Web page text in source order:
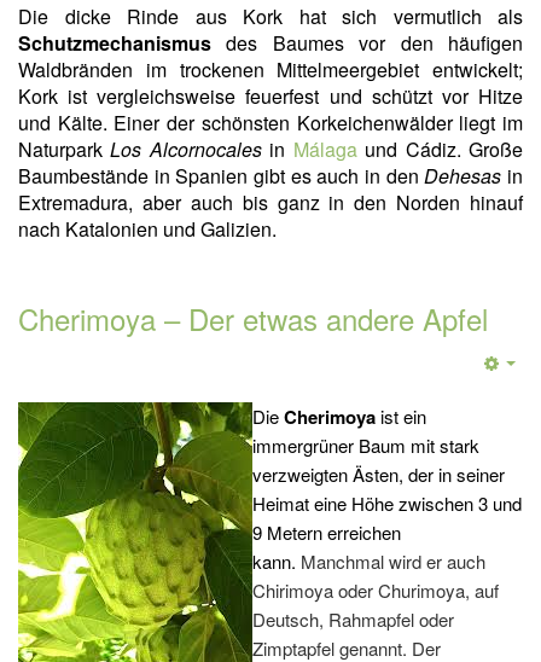
Die dicke Rinde aus Kork hat sich vermutlich als
Schutzmechanismus des Baumes vor den häufigen
Waldbränden im trockenen Mittelmeergebiet entwickelt;
Kork ist vergleichsweise feuerfest und schützt vor Hitze
und Kälte. Einer der schönsten Korkeichenwälder liegt im
NaturparkLos Alcornocalesin Málaga und Cádiz. Große
Baumbestände in Spanien gibt es auch in den Dehesas in
Extremadura, aber auch bis ganz in den Norden hinauf
nach Katalonien und Galizien.
Cherimoya – Der etwas andere Apfel
DieCherimoyaist ein
immergrüner Baum mit stark
verzweigten Ästen, der in seiner
Heimat eine Höhe zwischen 3 und
9 Metern erreichen
kann. Manchmal wird er auch
Chirimoya oder Churimoya, auf
Deutsch, Rahmapfel oder
Zimptapfel genannt. Der